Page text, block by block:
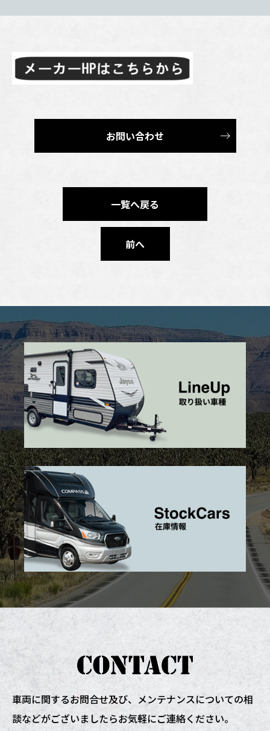
お問い合わせ
一覧へ戻る
前へ
車両に関するお問合せ及び、 メンテナンスについての相
談などがございましたらお気軽にご連絡ください。